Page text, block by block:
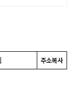
주소복사